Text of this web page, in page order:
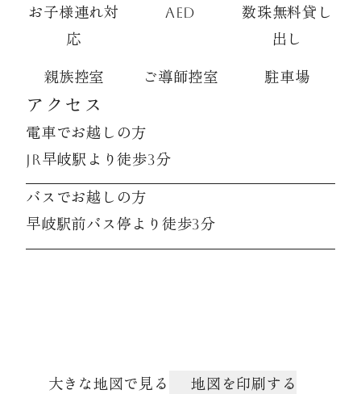
お子様連れ対
応
AED
数珠無料貸し
出し
親族控室 ご導師控室 駐車場
アクセス
電車でお越しの方
JR早岐駅より徒歩3分
バスでお越しの方
早岐駅前バス停より徒歩3分
大きな地図で見る 地図を印刷する